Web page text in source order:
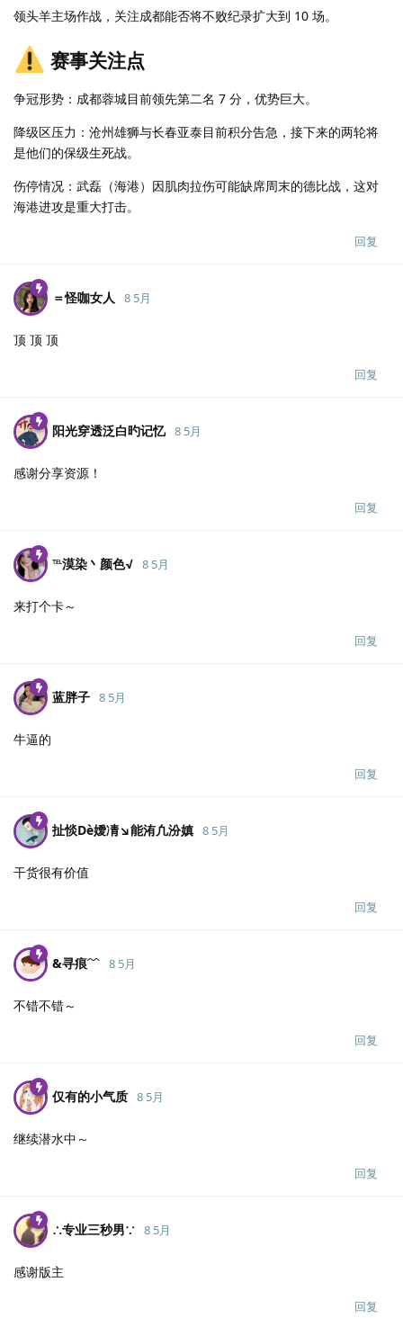
领头羊主场作战，关注成都能否将不败纪录扩大到 10 场。
赛事关注点
争冠形势：成都蓉城目前领先第二名 7 分，优势巨大。
降级区压力：沧州雄狮与长春亚泰目前积分告急，接下来的两轮将
是他们的保级生死战。
伤停情况：武磊（海港）因肌肉拉伤可能缺席周末的德比战，这对
海港进攻是重大打击。
回复
＝怪咖女人 8 5月
顶 顶 顶
回复
阳光穿透泛白旳记忆 8 5月
感谢分享资源！
回复
℡漠染丶颜色√ 8 5月
来打个卡～
回复
蓝胖子 8 5月
牛逼的
回复
扯惔Dè嬡凊↘能洧凢汾嫃 8 5月
干货很有价值
回复
&寻痕﹋ 8 5月
不错不错～
回复
仅有的小气质 8 5月
继续潜水中～
回复
∴专业三秒男∵ 8 5月
感谢版主
回复